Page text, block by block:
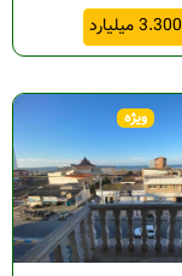
3.300 میلیارد
ویژه